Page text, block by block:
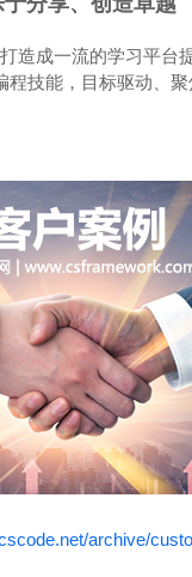
造成一流的学习平台
程技能，目标驱动、
archive/